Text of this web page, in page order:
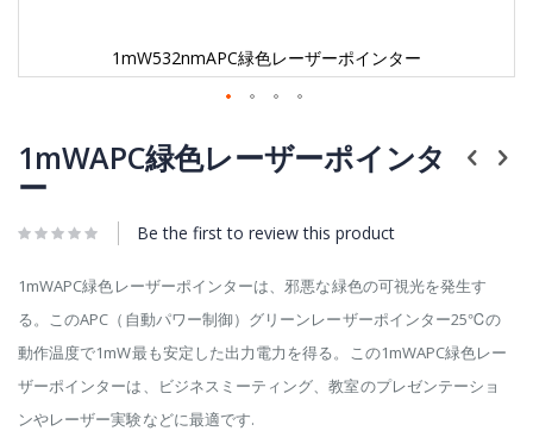
1mW532nmAPC緑色レーザーポインター
to
the
beginning
the
1mWAPC緑色レーザーポインタ
ー
Be the first to review this product
1mWAPC緑色レーザーポインターは、邪悪な緑色の可視光を発生す
る。このAPC（自動パワー制御）グリーンレーザーポインター25℃の
動作温度で1mW最も安定した出力電力を得る。この1mWAPC緑色レー
ザーポインターは、ビジネスミーティング、教室のプレゼンテーショ
ンやレーザー実験などに最適です.